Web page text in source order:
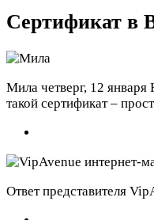
Сертификат в
Мила четверг, 12 января
такой сертификат –
Ответ представителя